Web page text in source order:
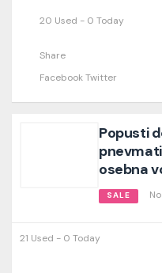
20 Used - 0 Today
Share
FacebookTwitter
Popusti
osebna
SALE
21 Used - 0 Today